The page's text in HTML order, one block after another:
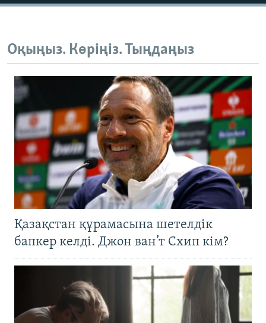
Оқыңыз. Көріңіз. Тыңдаңыз
Қазақстан құрамасына шетелдік
бапкер келді. Джон ван’т Схип кім?